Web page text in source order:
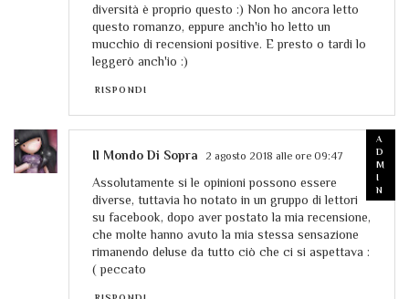
diversità è proprio questo :) Non ho ancora letto
questo romanzo, eppure anch'io ho letto un
mucchio di recensioni positive. E presto o tardi lo
leggerò anch'io :)
RISPONDI
Il Mondo Di Sopra 2 agosto 2018 alle ore 09:47
Assolutamente si le opinioni possono essere
diverse, tuttavia ho notato in un gruppo di lettori
su facebook, dopo aver postato la mia recensione,
che molte hanno avuto la mia stessa sensazione
rimanendo deluse da tutto ciò che ci si aspettava :
( peccato